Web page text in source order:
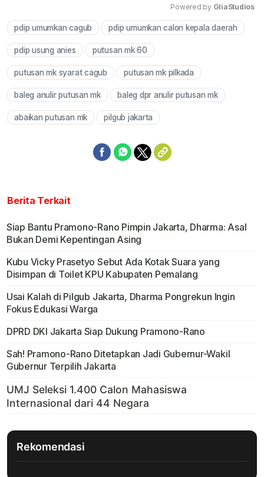
Mute
Powered by GliaStudios
pdip umumkan cagub pdip umumkan calon kepala daerah
pdip usung anies putusan mk 60
putusan mk syarat cagub putusan mk pilkada
baleg anulir putusan mk baleg dpr anulir putusan mk
abaikan putusan mk pilgub jakarta
Berita Terkait
Siap Bantu Pramono-Rano Pimpin Jakarta, Dharma: Asal
Bukan Demi Kepentingan Asing
Kubu Vicky Prasetyo Sebut Ada Kotak Suara yang
Disimpan di Toilet KPU Kabupaten Pemalang
Usai Kalah di Pilgub Jakarta, Dharma Pongrekun Ingin
Fokus Edukasi Warga
DPRD DKI Jakarta Siap Dukung Pramono-Rano
Sah! Pramono-Rano Ditetapkan Jadi Gubernur-Wakil
Gubernur Terpilih Jakarta
Rekomendasi